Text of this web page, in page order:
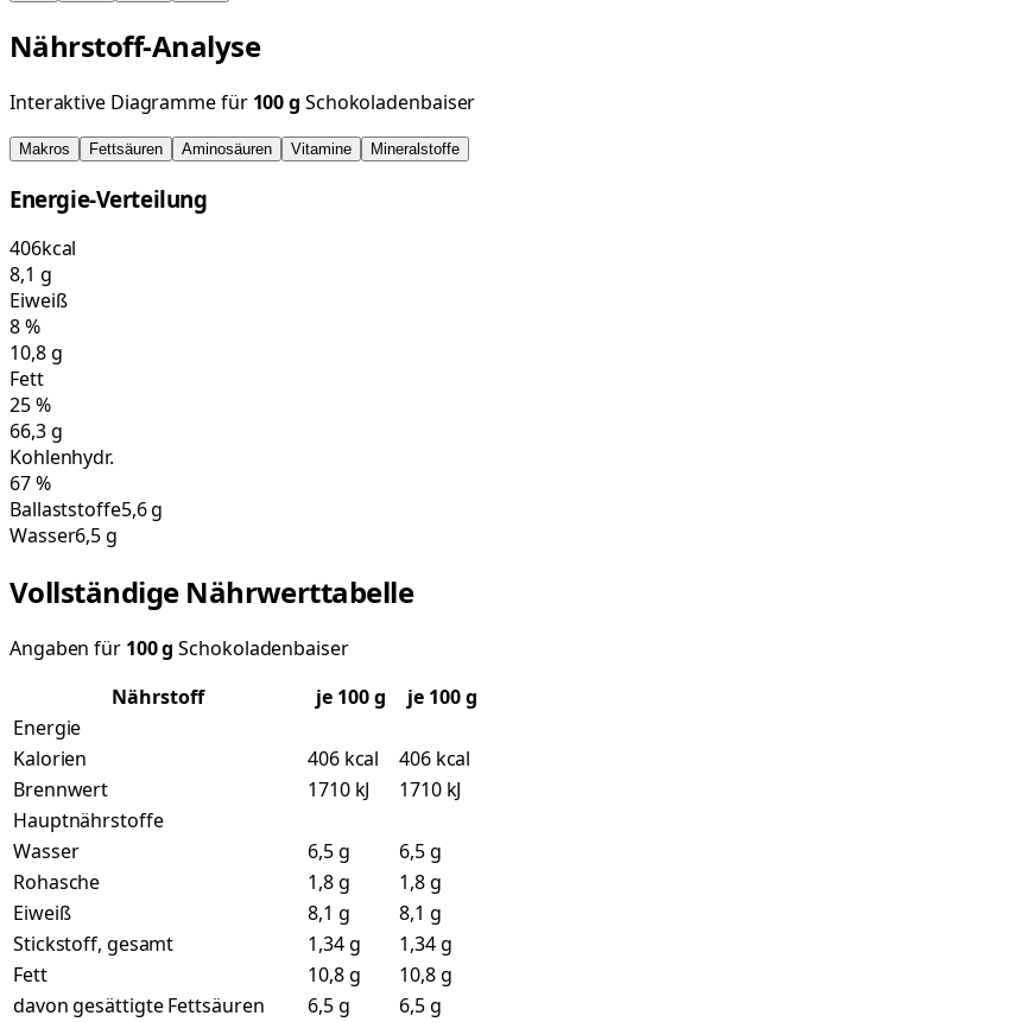
Nährstoff-Analyse
Interaktive Diagramme für 100g Schokoladenbaiser
Makros Fettsäuren Aminosäuren Vitamine Mineralstoffe
Energie-Verteilung
406kcal
8,1 g
Eiweiß
8%
10,8g
Fett
25%
66,3g
Kohlenhydr.
67%
Ballaststoffe5,6 g
Wasser6,5 g
Vollständige Nährwerttabelle
Angaben für 100g Schokoladenbaiser
Nährstoff
je 100g
je 100 g
Energie
Kalorien
406 kcal
406 kcal
Brennwert
1710 kJ
1710 kJ
Hauptnährstoffe
Wasser
6,5 g
6,5 g
Rohasche
1,8 g
1,8 g
Eiweiß
8,1 g
8,1 g
Stickstoff, gesamt
1,34 g
1,34 g
Fett
10,8 g
10,8 g
davon gesättigte Fettsäuren
6,5 g
6,5 g